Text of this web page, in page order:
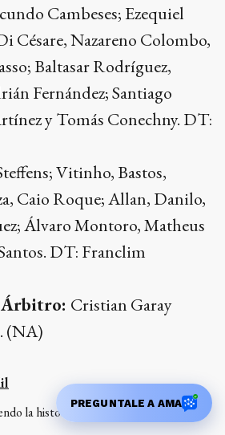
Cambeses; Ezequiel
Césare, Nazareno Colombo,
Baltasar Rodríguez,
Fernández; Santiago
y Tomás Conechny. DT:
Vitinho, Bastos,
Caio Roque; Allan, Danilo,
Álvaro Montoro, Matheus
DT: Franclim
Árbitro: Cristian Garay
(NA)
la historia de Tandil
PREGUNTALE A AMA